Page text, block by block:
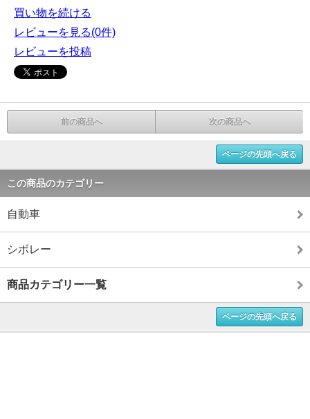
買い物を続ける
レビューを見る(0件)
レビューを投稿
前の商品へ 次の商品へ
ページの先頭へ戻る
この商品のカテゴリー
自動車
シボレー
商品カテゴリー一覧
ページの先頭へ戻る